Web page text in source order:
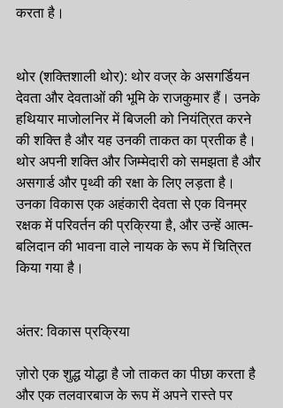
करता है।
थोर (शक्तिशाली थोर): थोर वज्र के असगर्डियन
देवता और देवताओं की भूमि के राजकुमार हैं। उनके
हथियार माजोलनिर में बिजली को नियंत्रित करने
की शक्ति है और यह उनकी ताकत का प्रतीक है।
थोर अपनी शक्ति और जिम्मेदारी को समझता है और
असगार्ड और पृथ्वी की रक्षा के लिए लड़ता है।
उनका विकास एक अहंकारी देवता से एक विनम्र
रक्षक में परिवर्तन की प्रक्रिया है, और उन्हें आत्म-
बलिदान की भावना वाले नायक के रूप में चित्रित
किया गया है।
अंतर: विकास प्रक्रिया
ज़ोरो एक शुद्ध योद्धा है जो ताकत का पीछा करता है
और एक तलवारबाज के रूप में अपने रास्ते पर